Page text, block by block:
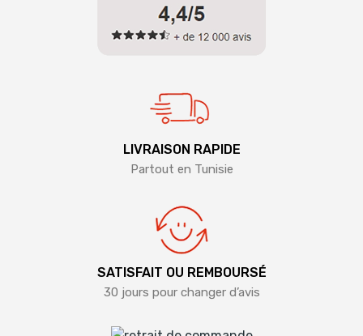
LIVRAISON RAPIDE
Partout en Tunisie
SATISFAIT OU REMBOURSÉ
30 jours pour changer d’avis